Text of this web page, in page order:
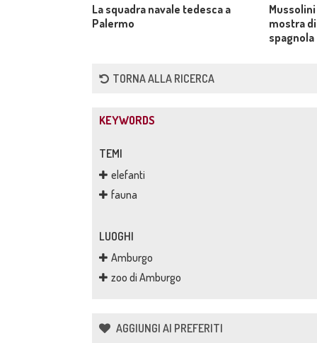
La squadra navale tedesca a
Palermo
mostra
spagnola
TORNA ALLA RICERCA
KEYWORDS
TEMI
elefanti
fauna
LUOGHI
Amburgo
zoo di Amburgo
AGGIUNGI AI PREFERITI